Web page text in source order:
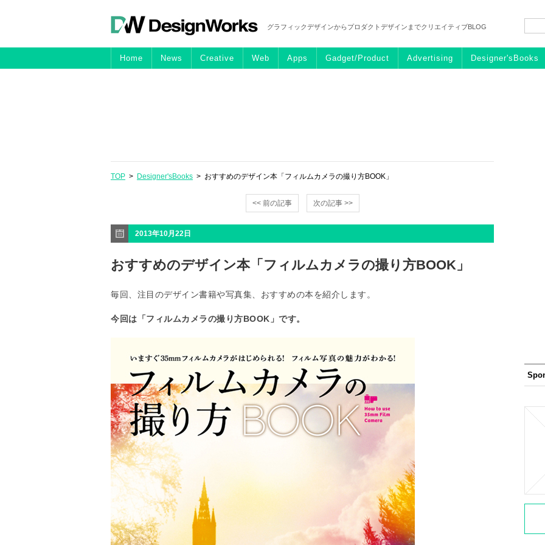
グラフィックデザインからプロダクトデザインまでクリエイティブBLOG
Home News Creative Web Apps Gadget/Product Advertising Designer'sBooks
TOP > Designer'sBooks > おすすめのデザイン本「フィルムカメラの撮り方BOOK」
<< 前の記事 次の記事 >>
2013年10月22日
おすすめのデザイン本「フィルムカメラの撮り方BOOK」
毎回、注目のデザイン書籍や写真集、おすすめの本を紹介します。
今回は「フィルムカメラの撮り方BOOK」です。